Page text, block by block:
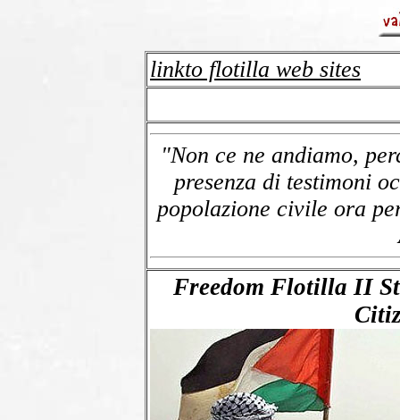
linkto flotilla web sites
"Non ce ne andiamo,
presenza di testimoni
popolazione civile ora
Freedom Flotilla II